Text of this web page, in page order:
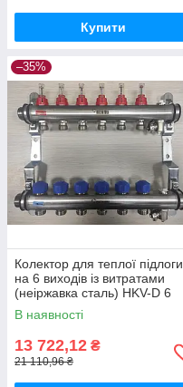
Купити
–35%
Колектор для теплої підлоги
на 6 виходів із витратами
(неіржавка сталь) HKV-D 6
REHAU
В наявності
13 722,12 ₴
21 110,96 ₴